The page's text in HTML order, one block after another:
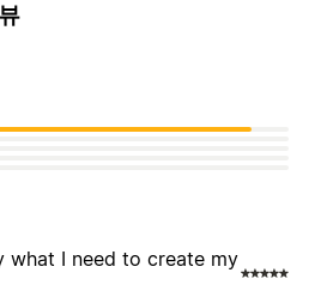
what I need to create my